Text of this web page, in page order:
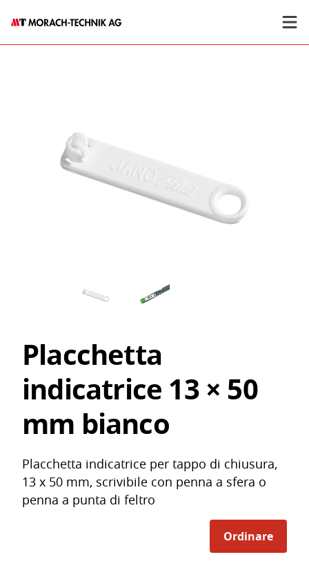
Placchetta
indicatrice 13 × 50
mm bianco
Placchetta indicatrice per tappo di chiusura,
13 x 50 mm, scrivibile con penna a sfera o
penna a punta di feltro
Ordinare